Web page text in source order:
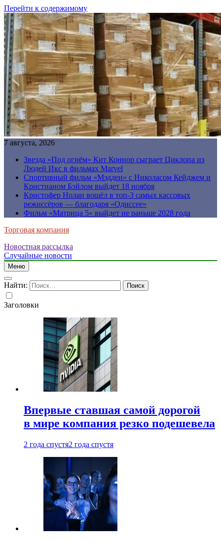
Перейти к содержимому
7 августа, 2026
Звезда «Под огнём» Кит Коннор сыграет Циклопа из
Людей Икс в фильмах Marvel
Спортивный фильм «Мэдден» с Николасом Кейджем и
Кристианом Бэйлом выйдет 18 ноября
Кристофер Нолан вошёл в топ-3 самых кассовых
режиссёров — благодаря «Одиссее»
Фильм «Матрица 5» выйдет не раньше 2028 года
Торговая компания
Новостная рассылка
Случайные новости
Меню
Найти:
Заголовки
Впервые ставшая самой дорогой
в мире компания резко подешевела
2 года спустя2 года спустя